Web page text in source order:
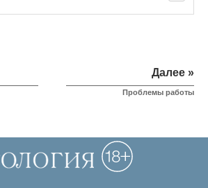
Далее »
Проблемы работы